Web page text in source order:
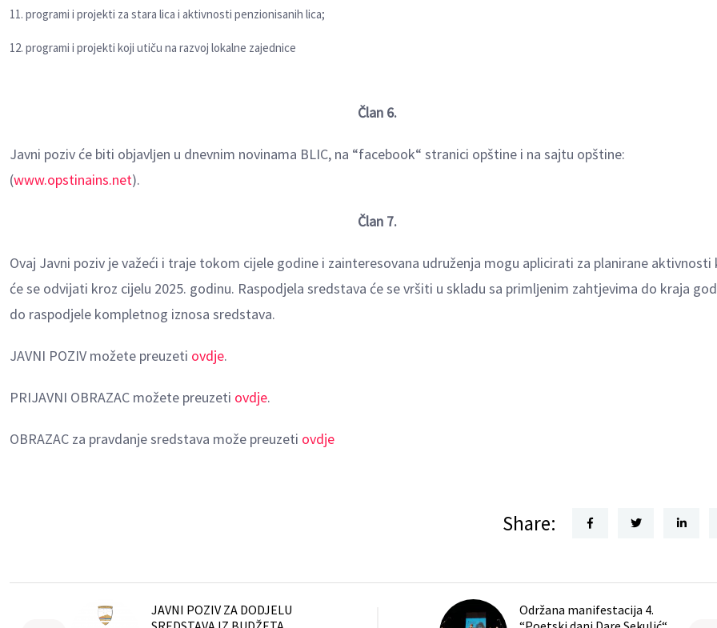
programi i projekti za stara lica i aktivnosti penzionisanih lica;
programi i projekti koji utiču na razvoj lokalne zajednice
Član 6.
Javni poziv će biti objavlјen u dnevnim novinama BLIC, na “facebook“ stranici opštine i na sajtu opštine:
(www.opstinains.net).
Član 7.
Ovaj Javni poziv je važeći i traje tokom cijele godine i zainteresovana udruženja mogu aplicirati za planirane aktivnosti
će se odvijati kroz cijelu 2025. godinu. Raspodjela sredstava će se vršiti u skladu sa primlјenim zahtjevima do kraja
do raspodjele kompletnog iznosa sredstava.
JAVNI POZIV možete preuzeti ovdje.
PRIJAVNI OBRAZAC možete preuzeti ovdje.
OBRAZAC za pravdanje sredstava može preuzeti ovdje
Share:
JAVNI POZIV ZA DODJELU
Održana manifestacija 4.